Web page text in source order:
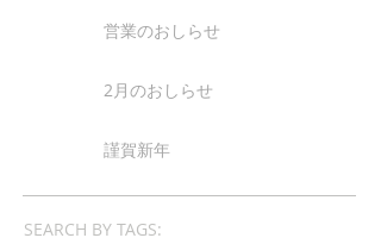
SEARCH BY TAGS:
営業のおしらせ
2月のおしらせ
謹賀新年